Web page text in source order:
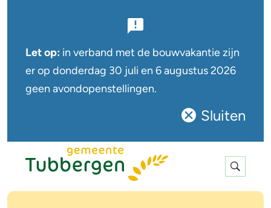
e
l
a
r
i
j
Let op: in verband met de bouwvakantie zijn
er op donderdag 30 juli en 6 augustus2026
geen avondopenstellingen.
Sluiten
Sluit
deze
notificatie
search